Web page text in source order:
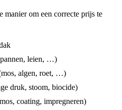
manier om een correcte prijs te
leien, …)
algen, roet, …)
druk, stoom, biocide)
coating, impregneren)